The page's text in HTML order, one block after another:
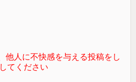
他人に不快感を与える投稿をし
てください